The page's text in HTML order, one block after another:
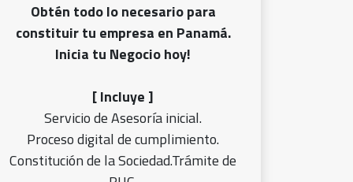
Obtén todo lo necesario para
constituir tu empresa en Panamá.
Inicia tu Negocio hoy!
[ Incluye ]
Servicio de Asesoría inicial.
Proceso digital de cumplimiento.
Constitución de la Sociedad.Trámite de